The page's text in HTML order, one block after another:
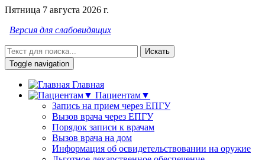
Пятница 7 августа 2026 г.
Версия для слабовидящих
Искать
Toggle navigation
Главная
Пациентам▼
Запись на прием через ЕПГУ
Вызов врача через ЕПГУ
Порядок записи к врачам
Вызов врача на дом
Информация об освидетельствовании на оружие